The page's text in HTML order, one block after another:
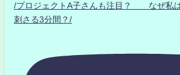
/プロジェクトA子さんも注目？ なぜ私
刺さる3分間？/